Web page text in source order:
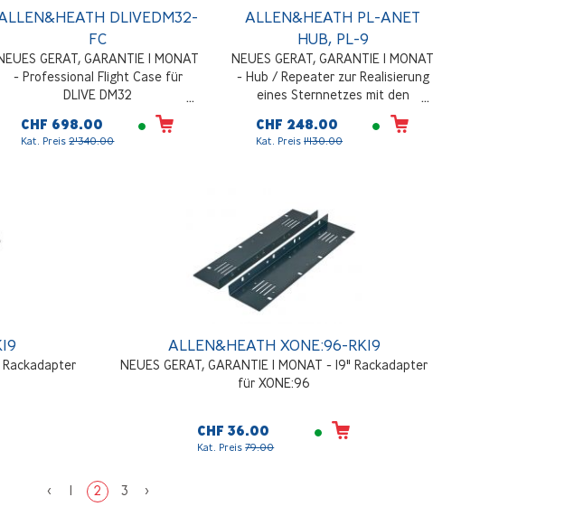
DLIVEDM32-
FC
GERAT, GARANTIE 1 MONAT
- Professional Flight Case für
DLIVE DM32
CHF 698.00
Kat. Preis2'340.00
ALLEN&HEATH PL-ANET
HUB, PL-9
NEUES GERAT, GARANTIE 1 MONAT
- Hub / Repeater zur Realisierung
eines Sternnetzes mit den
gegenüberliegenden
Steuergeräten. 1 Eingang bis 7
Ausgänge in RJ 45. 1U 19" Rack-
CHF 248.00
Kat. Preis1'130.00
Rackadapter
ALLEN&HEATH XONE:96-RK19
NEUES GERAT, GARANTIE 1 MONAT - 19" Rackadapter
für XONE:96
CHF 36.00
Kat. Preis79.00
< 1 2 3 >